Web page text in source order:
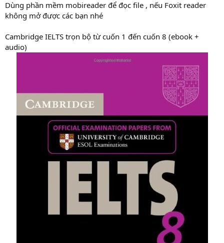
Dùng phần mềm mobireader để đọc file , nếu Foxit reader
không mở được các bạn nhé
Cambridge IELTS trọn bộ từ cuốn 1 đến cuốn 8 (ebook +
audio)